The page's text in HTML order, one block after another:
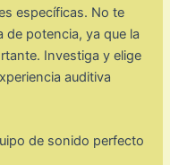
específicas. No te
potencia, ya que la
Investiga y elige
auditiva
de sonido perfecto